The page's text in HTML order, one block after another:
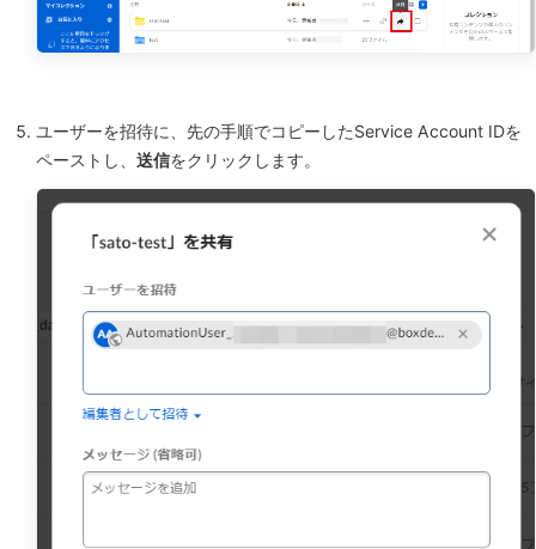
ユーザーを招待に、先の手順でコピーしたService Account IDを
ペーストし、 送信をクリックします。